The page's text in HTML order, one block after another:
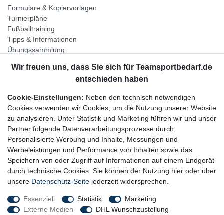
Formulare & Kopiervorlagen
Turnierpläne
Fußballtraining
Tipps & Informationen
Übungssammlung
Unternehmen
Widerrufsrecht
Bestellung widerrufen
Datenschutzerklärung
AGB
Impressum
Newsletter
Newsletter-Anmeldung
Cookie-Einstellungen: Neben den technisch notwendigen
Cookies verwenden wir Cookies, um die Nutzung unserer Website
zu analysieren. Unter Statistik und Marketing führen wir und unser
Partner folgende Datenverarbeitungsprozesse durch:
Personalisierte Werbung und Inhalte, Messungen und
Werbeleistungen und Performance von Inhalten sowie das
Speichern von oder Zugriff auf Informationen auf einem Endgerät
durch technische Cookies. Sie können der Nutzung hier oder über
unsere Datenschutz-Seite jederzeit widersprechen.
Essenziell Statistik
Marketing
Externe Medien
DHL Wunschzustellung